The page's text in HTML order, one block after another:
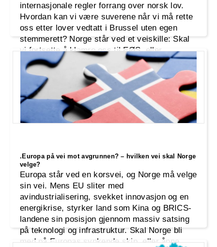
internasjonale regler forrang over norsk lov.
Hvordan kan vi være suverene når vi må rette
oss etter lover vedtatt i Brussel uten egen
stemmerett? Norge står ved et veiskille: Skal
vi fortsette å klamre oss til EØS, eller
gjenopprette vår fulle suverenitet? Industri-
.Europa på vei mot avgrunnen? – hvilken vei skal Norge
velge?
Europa står ved en korsvei, og Norge må velge
sin vei. Mens EU sliter med
avindustrialisering, svekket innovasjon og en
energikrise, styrker land som Kina og BRICS-
landene sin posisjon gjennom massiv satsing
på teknologi og infrastruktur. Skal Norge bli
med på Europas synkende skip, eller åpne